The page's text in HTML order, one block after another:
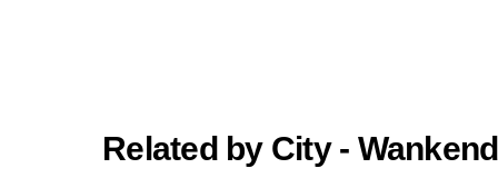
Related by City -